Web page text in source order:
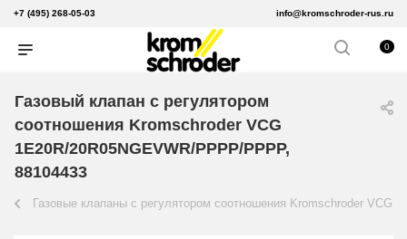
+7 (495) 268-05-03 info@kromschroder-rus.ru
0
Газовый клапан с регулятором
соотношения Kromschroder VCG
1E20R/20R05NGEVWR/PPPP/PPPP,
88104433
Газовые клапаны с регулятором соотношения Kromschroder VCG